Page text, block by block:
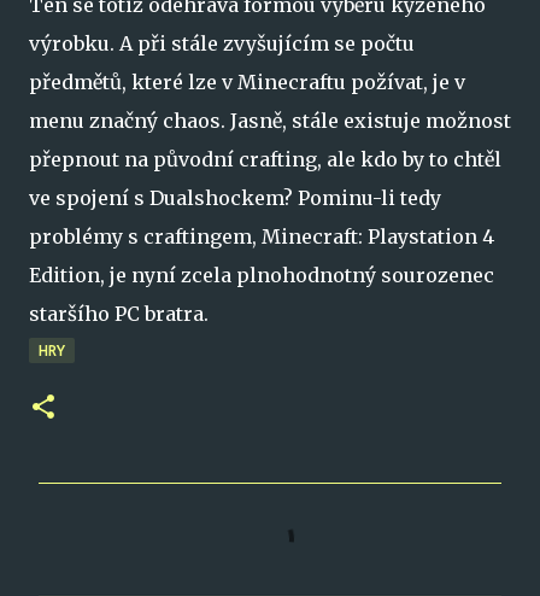
Ten se totiž odehrává formou výběru kýženého
výrobku. A při stále zvyšujícím se počtu
předmětů, které lze v Minecraftu požívat, je v
menu značný chaos. Jasně, stále existuje možnost
přepnout na původní crafting, ale kdo by to chtěl
ve spojení s Dualshockem? Pominu-li tedy
problémy s craftingem, Minecraft: Playstation 4
Edition, je nyní zcela plnohodnotný sourozenec
staršího PC bratra.
HRY